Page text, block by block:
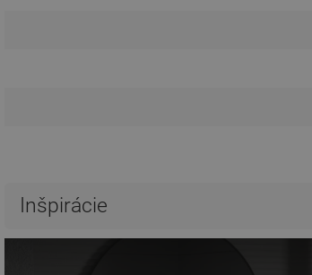
Inšpirácie